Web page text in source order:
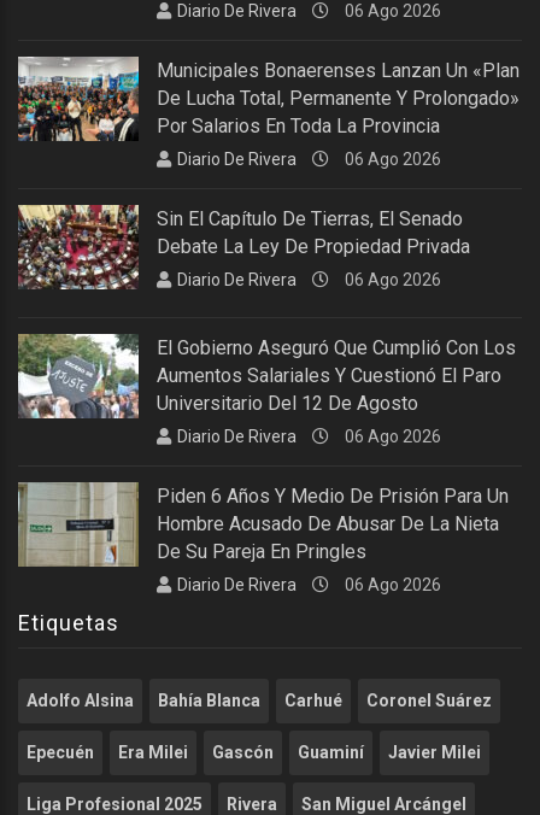
Diario De Rivera 06 Ago 2026
Municipales Bonaerenses Lanzan Un «plan
De Lucha Total, Permanente Y Prolongado»
Por Salarios En Toda La Provincia
Diario De Rivera 06 Ago 2026
Sin El Capítulo De Tierras, El Senado
Debate La Ley De Propiedad Privada
Diario De Rivera 06 Ago 2026
El Gobierno Aseguró Que Cumplió Con Los
Aumentos Salariales Y Cuestionó El Paro
Universitario Del 12 De Agosto
Diario De Rivera 06 Ago 2026
Piden 6 Años Y Medio De Prisión Para Un
Hombre Acusado De Abusar De La Nieta
De Su Pareja En Pringles
Diario De Rivera 06 Ago 2026
Etiquetas
Adolfo Alsina Bahía Blanca Carhué Coronel Suárez
Epecuén Era Milei Gascón Guaminí Javier Milei
Liga Profesional 2025 Rivera San Miguel Arcángel